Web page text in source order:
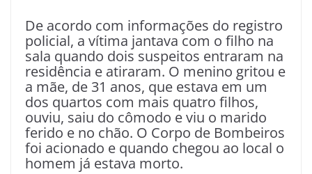
De acordo com informações do registro
policial, a vítima jantava com o filho na
sala quando dois suspeitos entraram na
residência e atiraram. O menino gritou e
a mãe, de 31 anos, que estava em um
dos quartos com mais quatro filhos,
ouviu, saiu do cômodo e viu o marido
ferido e no chão. O Corpo de Bombeiros
foi acionado e quando chegou ao local o
homem já estava morto.